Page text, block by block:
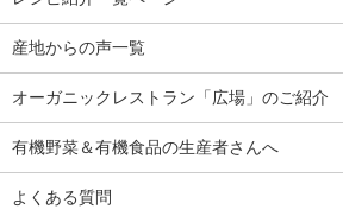
産地からの声一覧
オーガニックレストラン「広場」のご紹介
有機野菜＆有機食品の生産者さんへ
よくある質問